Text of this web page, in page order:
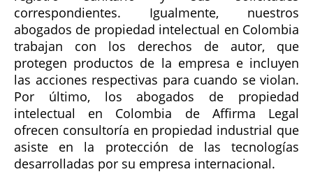
correspondientes. Igualmente, nuestros
abogados de propiedad intelectual en Colombia
trabajan con los derechos de autor, que
protegen productos de la empresa e incluyen
las acciones respectivas para cuando se violan.
Por último, los abogados de propiedad
intelectual en Colombia de Affirma Legal
ofrecen consultoría en propiedad industrial que
asiste en la protección de las tecnologías
desarrolladas por su empresa internacional.